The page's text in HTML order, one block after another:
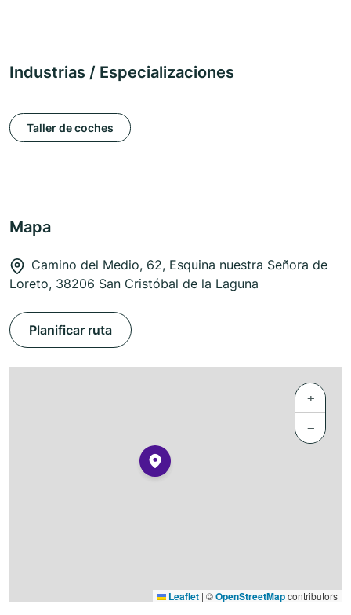
Industrias / Especializaciones
Taller de coches
Mapa
Camino del Medio, 62, Esquina nuestra Señora de
Loreto, 38206 San Cristóbal de la Laguna
Planificar ruta
+
−
Leaflet | ©OpenStreetMapcontributors